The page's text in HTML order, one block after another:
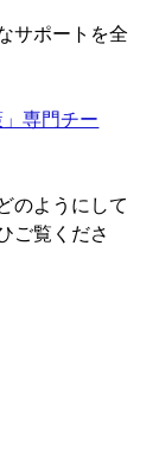
サポートを全
専門チー
のようにして
ご覧くださ